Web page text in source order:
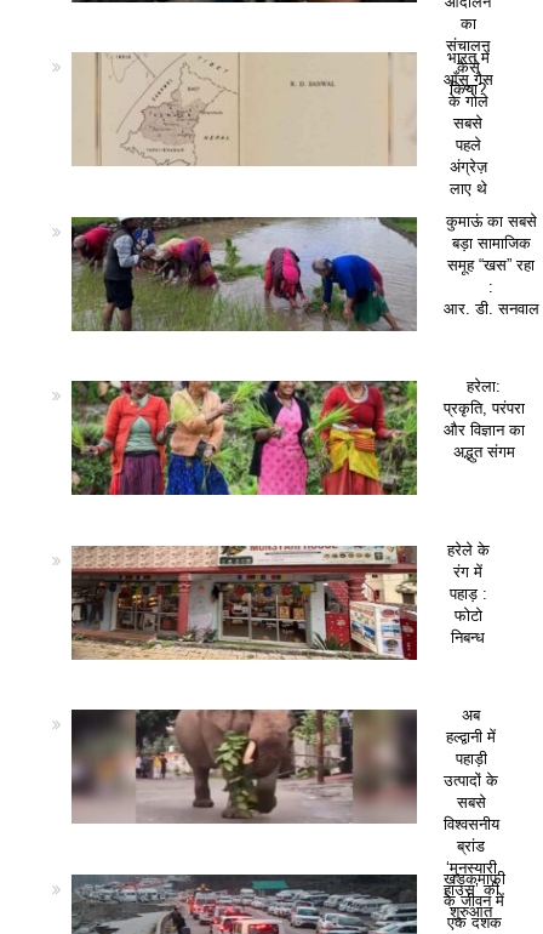
का
संचालन
कैसे
किया?
भारत में
आँसू गैस
के गोले
सबसे
पहले
अंग्रेज़
लाए थे
कुमाऊं का सबसे
बड़ा सामाजिक
समूह “खस” रहा
:
आर. डी. सनवाल
हरेला:
प्रकृति, परंपरा
और विज्ञान का
अद्भुत संगम
हरेले के
रंग में
पहाड़ :
फोटो
निबन्ध
अब
हल्द्वानी में
पहाड़ी
उत्पादों के
सबसे
विश्वसनीय
ब्रांड
‘मुनस्यारी
हाउस’ की
शुरुआत
खड़कमाफी
के जीवन में
एक दशक